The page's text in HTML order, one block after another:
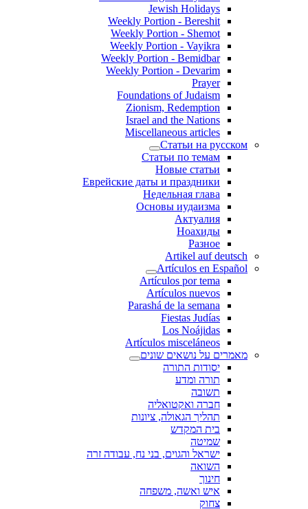
Jewish Holidays
Weekly Portion - Bereshit
Weekly Portion - Shemot
Weekly Portion - Vayikra
Weekly Portion - Bemidbar
Weekly Portion - Devarim
Prayer
Foundations of Judaism
Zionism, Redemption
Israel and the Nations
Miscellaneous articles
Статьи на русском
Статьи по темам
Новые статьи
Еврейские даты и праздники
Недельная глава
Основы иудаизма
Актуалия
Ноахиды
Разное
Artikel auf deutsch
Artículos en Español
Artículos por tema
Artículos nuevos
Parashá de la semana
Fiestas Judías
Los Noájidas
Artículos misceláneos
מאמרים על נושאים שונים
יסודות התורה
תורה ומדע
תשובה
חברה ואקטואליה
תהליך הגאולה, ציונות
בית המקדש
שמיטה
ישראל והגוים, בני נח, עבודה זרה
השואה
חינוך
איש ואשה, משפחה
צחוק